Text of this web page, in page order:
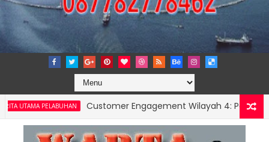
PELABUHAN Customer Engagement Wilayah 4: Pelindo Jasa